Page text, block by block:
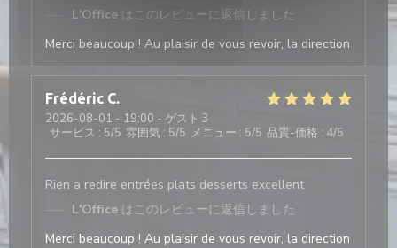
L'Office はこのレビューに返信しました
Merci beaucoup ! Au plaisir de vous revoir, la direction
Frédéric C
2026-08-01 - 19:00 - ゲスト 3
サービス : 5/5 雰囲気 : 5/5 メニュー : 5/5 品質-価格 : 4/5
Rien a redire entrées plats desserts excellent
L'Office はこのレビューに返信しました
Merci beaucoup ! Au plaisir de vous revoir, la direction